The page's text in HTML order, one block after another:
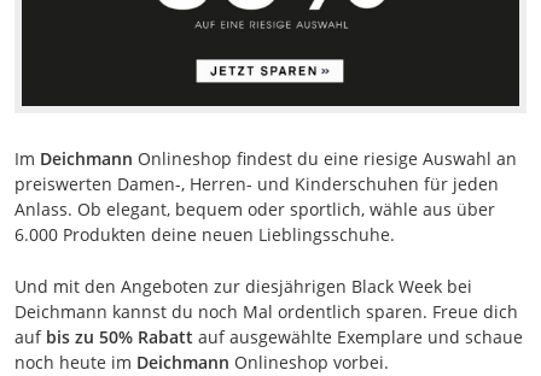
Im Deichmann Onlineshop findest du eine riesige Auswahl an
preiswerten Damen-, Herren- und Kinderschuhen für jeden
Anlass. Ob elegant, bequem oder sportlich, wähle aus über
6.000 Produkten deine neuen Lieblingsschuhe.
Und mit den Angeboten zur diesjährigen Black Week bei
Deichmann kannst du noch Mal ordentlich sparen. Freue dich
auf bis zu 50% Rabatt auf ausgewählte Exemplare und schaue
noch heute im Deichmann Onlineshop vorbei.